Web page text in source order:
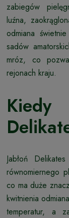
zabiegów
luźna,
odmiana
sadów
mróz, co
rejonach kraju.
Jabłoń
równomiernego
co ma duże
kwitnienia
temperatur, a